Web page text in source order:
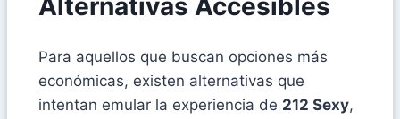
Alternativas Accesibles
Para aquellos que buscan opciones más
económicas, existen alternativas que
intentan emular la experiencia de 212 Sexy,